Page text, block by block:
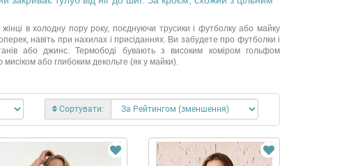
жінці в холодну пору року, поєднуючи трусики і футболку або майку
навіть при нахилах і присіданнях. Ви забудете про футболки і
або джинс. Термободі бувають з високим коміром гольфом
або глибоким декольте (як у майки).
Сортувати: